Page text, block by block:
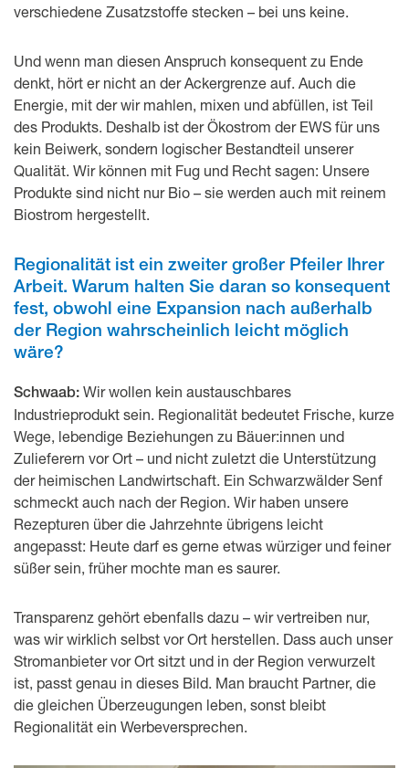
verschiedene Zusatzstoffe stecken – bei uns keine.
Und wenn man diesen Anspruch konsequent zu Ende
denkt, hört er nicht an der Ackergrenze auf. Auch die
Energie, mit der wir mahlen, mixen und abfüllen, ist Teil
des Produkts. Deshalb ist der Ökostrom der EWS für uns
kein Beiwerk, sondern logischer Bestandteil unserer
Qualität. Wir können mit Fug und Recht sagen: Unsere
Produkte sind nicht nur Bio – sie werden auch mit reinem
Biostrom hergestellt.
Regionalität ist ein zweiter großer Pfeiler Ihrer
Arbeit. Warum halten Sie daran so konsequent
fest, obwohl eine Expansion nach außerhalb
der Region wahrscheinlich leicht möglich
wäre?
Schwaab: Wir wollen kein austauschbares
Industrieprodukt sein. Regionalität bedeutet Frische, kurze
Wege, lebendige Beziehungen zu Bäuer:innen und
Zulieferern vor Ort – und nicht zuletzt die Unterstützung
der heimischen Landwirtschaft. Ein Schwarzwälder Senf
schmeckt auch nach der Region. Wir haben unsere
Rezepturen über die Jahrzehnte übrigens leicht
angepasst: Heute darf es gerne etwas würziger und feiner
süßer sein, früher mochte man es saurer.
Transparenz gehört ebenfalls dazu – wir vertreiben nur,
was wir wirklich selbst vor Ort herstellen. Dass auch unser
Stromanbieter vor Ort sitzt und in der Region verwurzelt
ist, passt genau in dieses Bild. Man braucht Partner, die
die gleichen Überzeugungen leben, sonst bleibt
Regionalität ein Werbeversprechen.